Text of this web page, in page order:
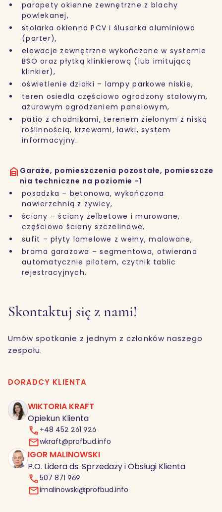
parapety okienne zewnętrzne z blachy
powlekanej,
stolarka okienna PCV i ślusarka aluminiowa
(parter),
elewacje zewnętrzne wykończone w systemie
BSO oraz płytką klinkierową (lub imitującą
klinkier),
oświetlenie działki – lampy parkowe niskie,
teren osiedla częściowo ogrodzony stalowym,
ażurowym ogrodzeniem panelowym,
patio z chodnikami, terenem zielonym z niską
roślinnością, krzewami, ławki, system
informacyjny.
Garaże, pomieszczenia pozostałe, pomieszcze
nia techniczne na poziomie -1
posadzka – betonowa, wykończona
nawierzchnią z żywicy,
ściany – ściany żelbetowe i murowane,
częściowo ściany szczelinowe,
sufit – płyty lamelowe z wełny, malowane,
brama garażowa – segmentowa, otwierana
automatycznie pilotem, czytnik tablic
rejestracyjnych.
Skontaktuj się z nami!
Umów spotkanie z jednym z członków naszego
zespołu.
DORADCY KLIENTA
WIKTORIA KRAFT
Opiekun Klienta
+48 452 261 926
wkraft@profbud.info
IM
IGOR MALINOWSKI
P.O. Lidera ds. Sprzedaży i Obsługi Klienta
507 871 969
imalinowski@profbud.info